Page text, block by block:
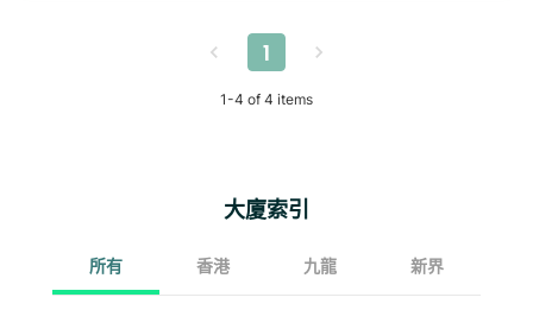
1
1-4 of 4 items
大廈索引
所有 香港 九龍 新界